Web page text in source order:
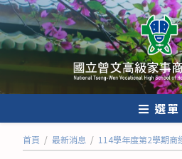
跳
轉
至
內
選單
首頁 / 最新消息 / 114學年度第2學期商